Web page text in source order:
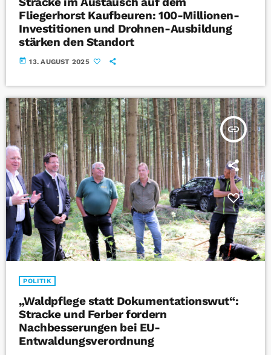
Fliegerhorst Kaufbeuren: 100-Millionen-
Investitionen und Drohnen-Ausbildung
stärken den Standort
today 13. AUGUST 2025
insert_link
POLITIK
„Waldpflege statt Dokumentationswut“:
Stracke und Ferber fordern
Nachbesserungen bei EU-
Entwaldungsverordnung